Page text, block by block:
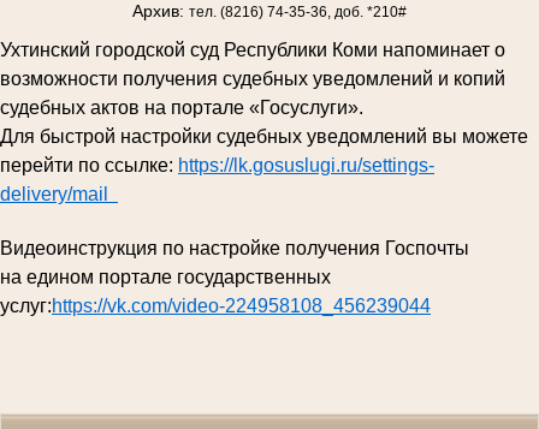
Архив: тел. (8216) 74-35-36, доб. *210#
Ухтинский городской суд Республики Коми напоминает о
возможности получения судебных уведомлений и копий
судебных актов на портале «Госуслуги».
Для быстрой настройки судебных уведомлений вы можете
перейти по ссылке: https://lk.gosuslugi.ru/settings-
delivery/mail
Видеоинструкция по настройке получения Госпочты
на едином портале государственных
услуг:https://vk.com/video-224958108_456239044